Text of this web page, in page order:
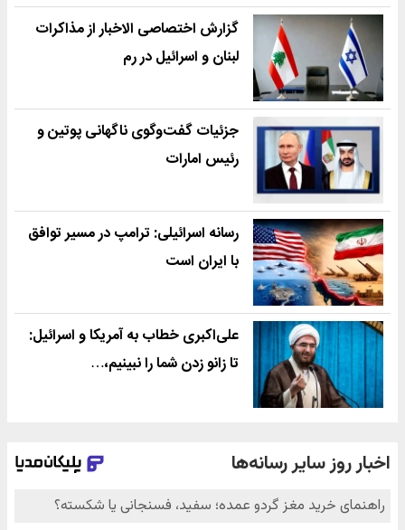
گزارش اختصاصی الاخبار از مذاکرات
لبنان و اسرائیل در رم
جزئیات گفت‌وگوی ناگهانی پوتین و
رئیس امارات
رسانه اسرائیلی: ترامپ در مسیر توافق
با ایران است
علی‌اکبری خطاب به آمریکا و اسرائیل:
تا زانو زدن شما را نبینیم،…